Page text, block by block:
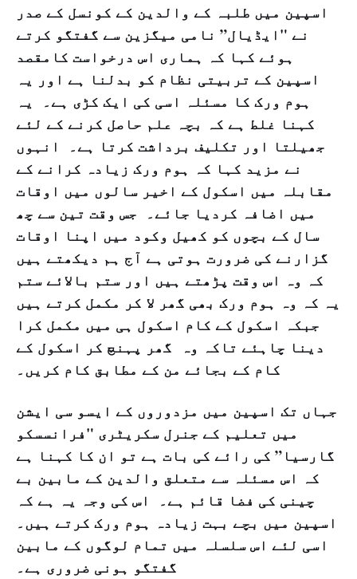
اسپین میں طلبہ کے والدین کے کونسل کے صدر
نے "ایڈیال” نامی میگزین سے گفتگو کرتے
ہوئے کہا کہ ہماری اس درخواست کامقصد
اسپین کے تربیتی نظام کو بدلنا ہے اور یہ
ہوم ورک کا مسئلہ اسی کی ایک کڑی ہے۔ یہ
کہنا غلط ہے کہ بچہ علم حاصل کرنے کے لئے
جھیلتا اور تکلیف برداشت کرتا ہے۔ انہوں
نے مزید کہا کہ ہوم ورک زیادہ کرانے کے
مقابلہ میں اسکول کے اخیر سالوں میں اوقات
میں اضافہ کردیا جائے۔ جس وقت تین سے چھ
سال کے بچوں کو کھیل وکود میں اپنا اوقات
گزارنے کی ضرورت ہوتی ہے آج ہم دیکھتے ہیں
کہ وہ اس وقت پڑھتے ہیں اور ستم بالائے ستم
یہ کہ وہ ہوم ورک بھی گھر لا کر مکمل کرتے ہیں
جبکہ اسکول کے کام اسکول ہی میں مکمل کرا
دینا چاہئے تاکہ وہ گھر پہنچ کر اسکول کے
کام کے بجائے من کے مطابق کام کریں۔
جہاں تک اسپین میں مزدوروں کے ایسو سی ایشن
میں تعلیم کے جنرل سکریٹری "فرانسسکو
گارسیا” کی رائے کی بات ہے تو ان کا کہنا ہے
کہ اس مسئلہ سے متعلق والدین کے مابین بے
چینی کی فضا قائم ہے۔ اس کی وجہ یہ ہے کہ
اسپین میں بچے بہت زیادہ ہوم ورک کرتے ہیں۔
اسی لئے اس سلسلہ میں تمام لوگوں کے مابین
گفتگو ہونی ضروری ہے۔